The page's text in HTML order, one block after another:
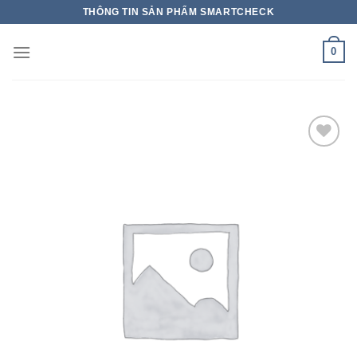
THÔNG TIN SẢN PHẨM SMARTCHECK
0